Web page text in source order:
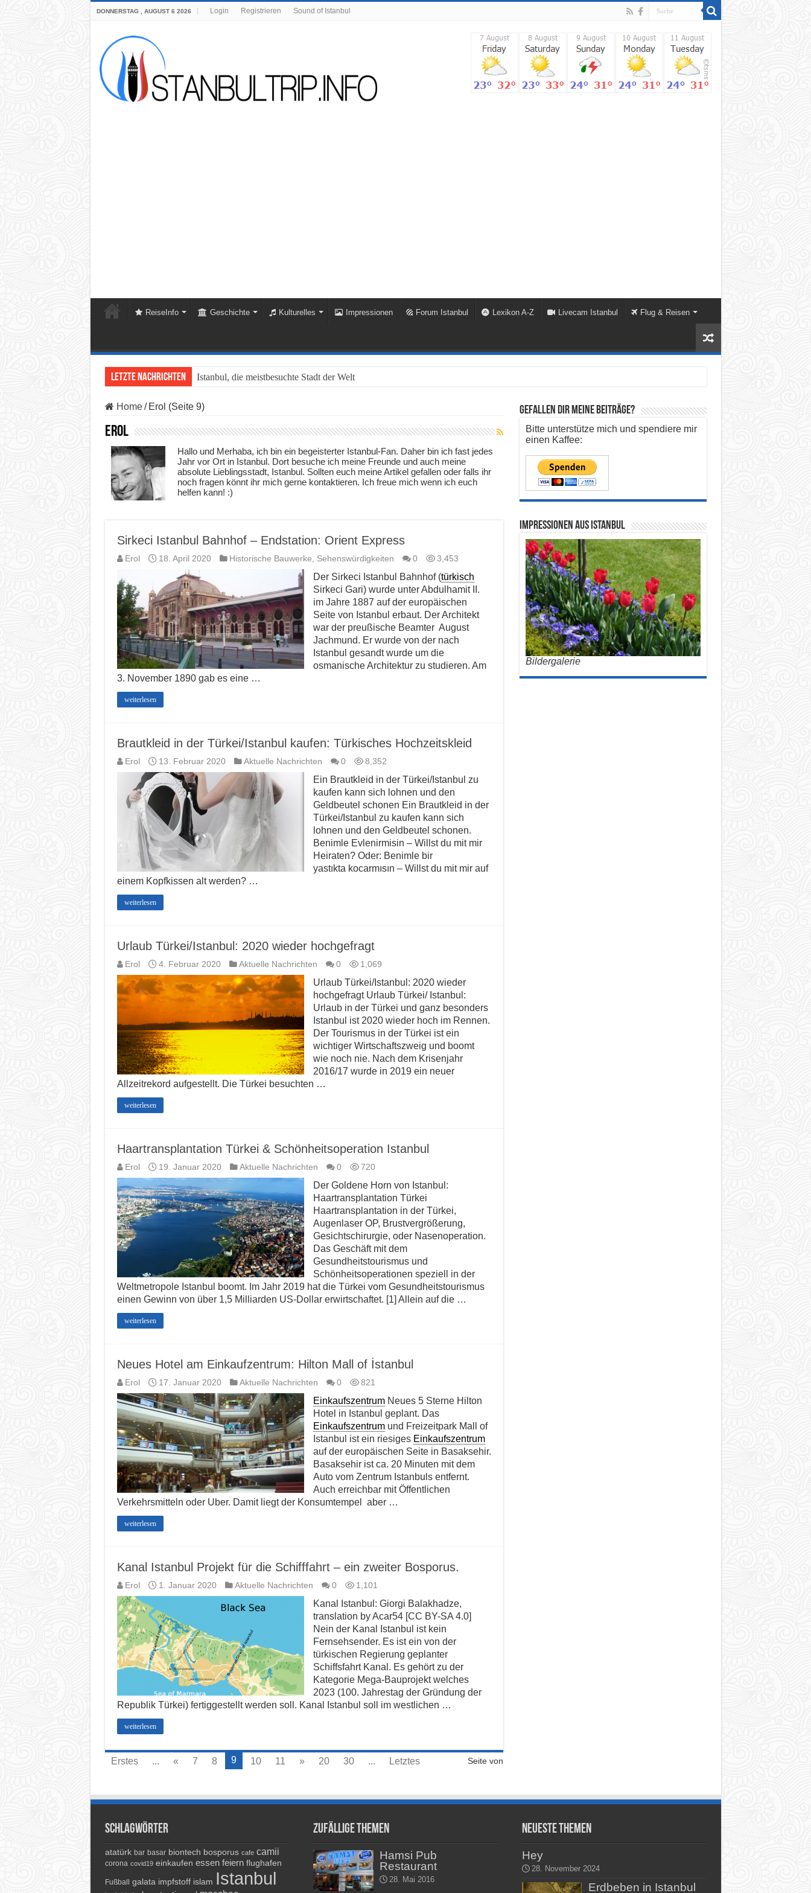
DONNERSTAG , AUGUST 6 2026 Login Registrieren Sound of Istanbul
ReiseInfo Geschichte Kulturelles Impressionen Forum Istanbul Lexikon A-Z Livecam Istanbul Flug & Reisen
Letzte Nachrichten Istanbul, die meistbesuchte Stadt der Welt 2023 vor
Home / Erol (Seite 9)
Erol
Hallo und Merhaba, ich bin ein begeisterter Istanbul-Fan. Daher bin ich fast jedes
Jahr vor Ort in Istanbul. Dort besuche ich meine Freunde und auch meine
absolute Lieblingsstadt, Istanbul. Sollten euch meine Artikel gefallen oder falls ihr
noch fragen könnt ihr mich gerne kontaktieren. Ich freue mich wenn ich euch
helfen kann! :)
Sirkeci Istanbul Bahnhof – Endstation: Orient Express
Erol 18. April 2020 Historische Bauwerke, Sehenswürdigkeiten 0 3,453
Der Sirkeci Istanbul Bahnhof (türkisch
Sirkeci Gari) wurde unter Abdulhamit II.
im Jahre 1887 auf der europäischen
Seite von Istanbul erbaut. Der Architekt
war der preußische Beamter August
Jachmund. Er wurde von der nach
Istanbul gesandt wurde um die
osmanische Architektur zu studieren. Am
3. November 1890 gab es eine …
weiterlesen
Brautkleid in der Türkei/Istanbul kaufen: Türkisches Hochzeitskleid
Erol 13. Februar 2020 Aktuelle Nachrichten 0 8,352
Ein Brautkleid in der Türkei/Istanbul zu
kaufen kann sich lohnen und den
Geldbeutel schonen Ein Brautkleid in der
Türkei/Istanbul zu kaufen kann sich
lohnen und den Geldbeutel schonen.
Benimle Evlenirmisin – Willst du mit mir
Heiraten? Oder: Benimle bir
yastıkta kocarmısın – Willst du mit mir auf
einem Kopfkissen alt werden? …
weiterlesen
Urlaub Türkei/Istanbul: 2020 wieder hochgefragt
Erol 4. Februar 2020 Aktuelle Nachrichten 0 1,069
Urlaub Türkei/Istanbul: 2020 wieder
hochgefragt Urlaub Türkei/ Istanbul:
Urlaub in der Türkei und ganz besonders
Istanbul ist 2020 wieder hoch im Rennen.
Der Tourismus in der Türkei ist ein
wichtiger Wirtschaftszweig und boomt
wie noch nie. Nach dem Krisenjahr
2016/17 wurde in 2019 ein neuer
Allzeitrekord aufgestellt. Die Türkei besuchten …
weiterlesen
Haartransplantation Türkei & Schönheitsoperation Istanbul
Erol 19. Januar 2020 Aktuelle Nachrichten 0 720
Der Goldene Horn von Istanbul:
Haartransplantation Türkei
Haartransplantation in der Türkei,
Augenlaser OP, Brustvergrößerung,
Gesichtschirurgie, oder Nasenoperation.
Das Geschäft mit dem
Gesundheitstourismus und
Schönheitsoperationen speziell in der
Weltmetropole Istanbul boomt. Im Jahr 2019 hat die Türkei vom Gesundheitstourismus
einen Gewinn von über 1,5 Milliarden US-Dollar erwirtschaftet. [1] Allein auf die …
weiterlesen
Neues Hotel am Einkaufzentrum: Hilton Mall of İstanbul
Erol 17. Januar 2020 Aktuelle Nachrichten 0 821
EinkaufszentrumNeues 5 Sterne Hilton
Hotel in Istanbul geplant. Das
Einkaufszentrumund Freizeitpark Mall of
Istanbul ist ein riesiges Einkaufszentrum
auf der europäischen Seite in Basaksehir.
Basaksehir ist ca. 20 Minuten mit dem
Auto vom Zentrum Istanbuls entfernt.
Auch erreichbar mit Öffentlichen
Verkehrsmitteln oder Uber. Damit liegt der Konsumtempel aber …
weiterlesen
Kanal Istanbul Projekt für die Schifffahrt – ein zweiter Bosporus.
Erol 1. Januar 2020 Aktuelle Nachrichten 0 1,101
Kanal Istanbul: Giorgi Balakhadze,
translation by Acar54 [CC BY-SA 4.0]
Nein der Kanal Istanbul ist kein
Fernsehsender. Es ist ein von der
türkischen Regierung geplanter
Schiffsfahrt Kanal. Es gehört zu der
Kategorie Mega-Bauprojekt welches
2023 (100. Jahrestag der Gründung der
Republik Türkei) fertiggestellt werden soll. Kanal Istanbul soll im westlichen …
weiterlesen
Seite von
Erstes ... « 7 8 9 10 11 » 20 30 ... Letztes
Gefallen dir meine Beiträge?
Bitte unterstütze mich und spendiere mir
einen Kaffee:
Impressionen aus Istanbul
Bildergalerie
Schlagwörter
atatürk bar basar biontech bosporus cafe camii
corona covid19 einkaufen essen feiern flughafen
Fußball galata impfstoff islam Istanbul
Zufällige Themen
Hamsi Pub
Restaurant
28. Mai 2016
Neueste Themen
Hey
28. November 2024
Erdbeben in Istanbul